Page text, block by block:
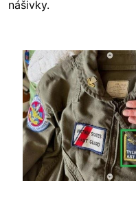
nášivky.
Image